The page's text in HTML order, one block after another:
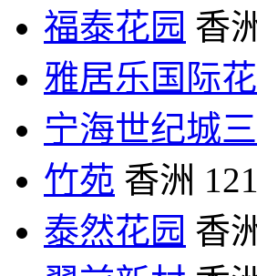
福泰花园 香
雅居乐国际
宁海世纪城
竹苑 香洲
泰然花园 香